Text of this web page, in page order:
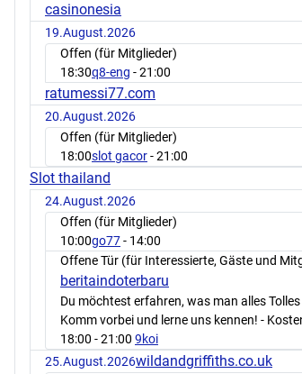
casinonesia
19.August.2026
Offen (für Mitglieder)
18:30q8-eng - 21:00
ratumessi77.com
20.August.2026
Offen (für Mitglieder)
18:00slot gacor- 21:00
Slot thailand
24.August.2026
Offen (für Mitglieder)
10:00go77- 14:00
Offene Tür (für Interessierte, Gäste und
beritaindoterbaru
Du möchtest erfahren, was man alles
Komm vorbei und lerne uns kennen! -
18:00 - 21:00 9koi
25.August.2026wildandgriffiths.co.uk